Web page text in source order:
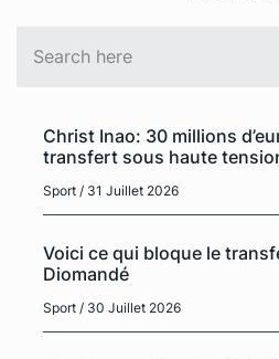
Christ Inao: 30 millions
transfert sous haute
Sport / 31 Juillet 2026
Voici ce qui bloque le
Diomandé
Sport / 30 Juillet 2026